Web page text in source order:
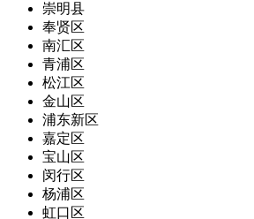
崇明县
奉贤区
南汇区
青浦区
松江区
金山区
浦东新区
嘉定区
宝山区
闵行区
杨浦区
虹口区